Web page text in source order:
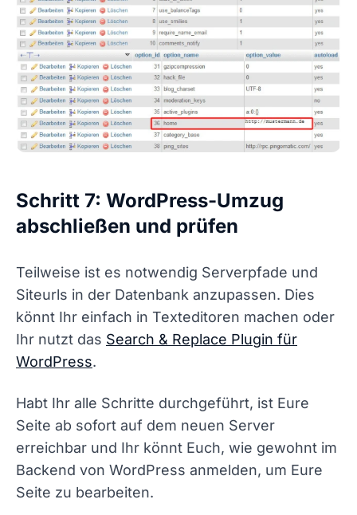
Schritt 7: WordPress-Umzug
abschließen und prüfen
Teilweise ist es notwendig Serverpfade und
Siteurls in der Datenbank anzupassen. Dies
könnt Ihr einfach in Texteditoren machen oder
Ihr nutzt das Search & Replace Plugin für
WordPress.
Habt Ihr alle Schritte durchgeführt, ist Eure
Seite ab sofort auf dem neuen Server
erreichbar und Ihr könnt Euch, wie gewohnt im
Backend von WordPress anmelden, um Eure
Seite zu bearbeiten.